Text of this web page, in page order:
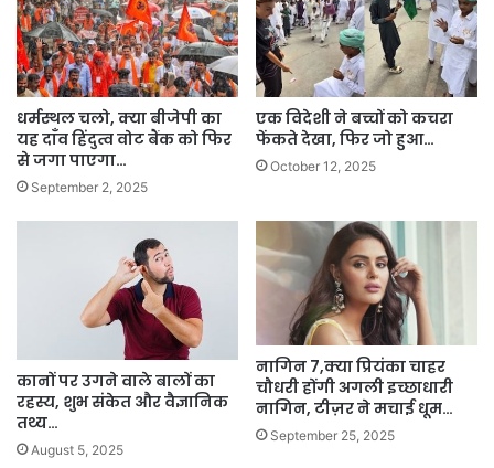
धर्मस्थल चलो, क्या बीजेपी का
यह दाँव हिंदुत्व वोट बैंक को फिर
से जगा पाएगा…
September 2, 2025
एक विदेशी ने बच्चों को कचरा
फेंकते देखा, फिर जो हुआ…
October 12, 2025
कानों पर उगने वाले बालों का
रहस्य, शुभ संकेत और वैज्ञानिक
तथ्य…
August 5, 2025
नागिन 7,क्या प्रियंका चाहर
चौधरी होंगी अगली इच्छाधारी
नागिन, टीज़र ने मचाई धूम…
September 25, 2025